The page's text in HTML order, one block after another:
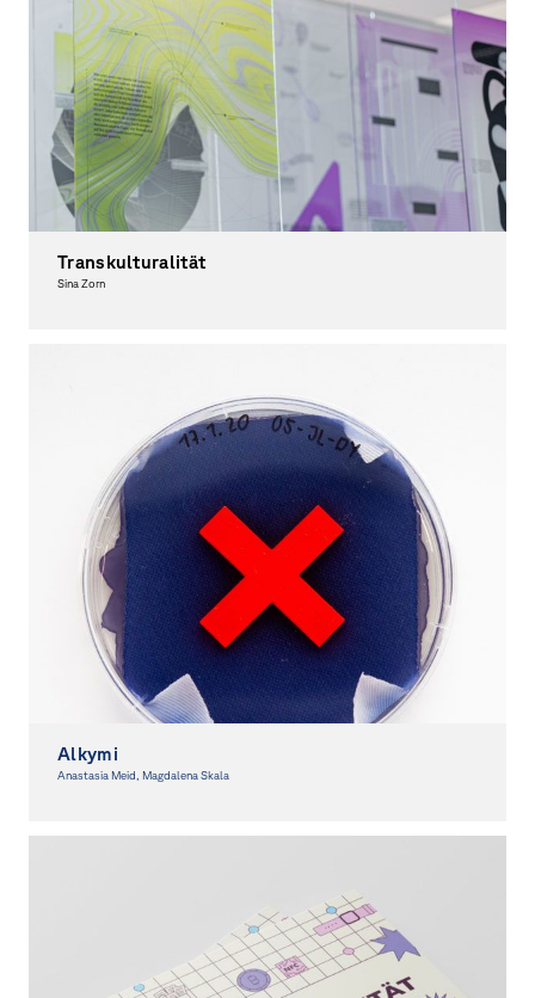
Transkulturalität
Sina Zorn
Alkymi
Anastasia Meid, Magdalena Skala